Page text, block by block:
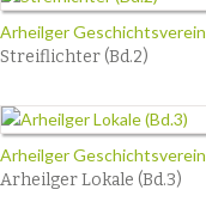
Arheilger Geschichtsverein
Streiflichter (Bd.2)
Arheilger Geschichtsverein
Arheilger Lokale (Bd.3)